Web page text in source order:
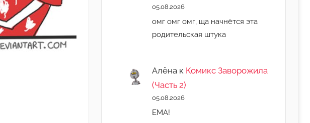
05.08.2026
омг омг омг, ща начнëтся эта
родительская штука
Алёна к Комикс Заворожила
(Часть 2)
05.08.2026
ЕМА!